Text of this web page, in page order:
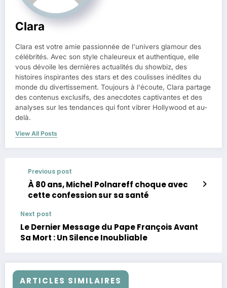
Clara
Clara est votre amie passionnée de l'univers glamour des
célébrités. Avec son style chaleureux et authentique, elle
vous dévoile les dernières actualités du showbiz, des
histoires inspirantes des stars et des coulisses inédites du
monde du divertissement. Toujours à l'écoute, Clara partage
des contenus exclusifs, des anecdotes captivantes et des
analyses sur les tendances qui font vibrer Hollywood et au-
delà.
View All Posts
Previous post
À 80 ans, Michel Polnareff choque avec
cette confession sur sa santé
Next post
Le Dernier Message du Pape François Avant
Sa Mort : Un Silence Inoubliable
ARTICLES SIMILAIRES